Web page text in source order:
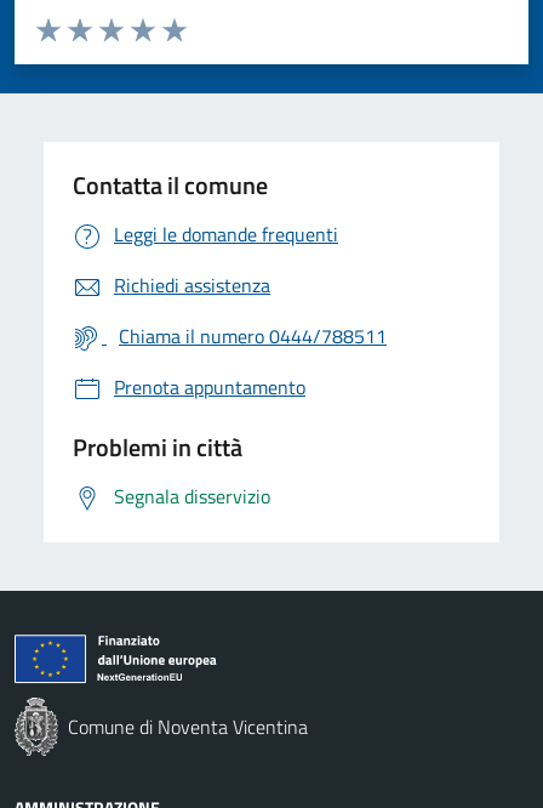
Valuta da 1 a 5 stelle la pagina
Valuta 5 stelle su 5
Valuta 4 stelle su 5
Valuta 3 stelle su 5
Valuta 2 stelle su 5
Valuta 1 stelle su 5
Contatta il comune
Leggi le domande frequenti
Richiedi assistenza
Chiama il numero 0444/788511
Prenota appuntamento
Problemi in città
Segnala disservizio
Comune di Noventa Vicentina